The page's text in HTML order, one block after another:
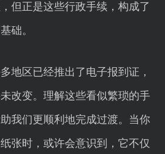
但正是这些行政手续，构成了
础。
地区已经推出了电子报到证，
改变。理解这些看似繁琐的手
我们更顺利地完成过渡。当你
张时，或许会意识到，它不仅